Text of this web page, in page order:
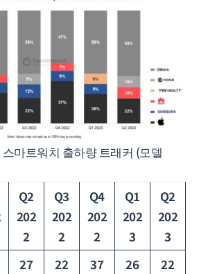
마트워치 출하량 트래커 (모델
Q2
202
2
Q3
202
2
Q4
202
2
Q1
202
3
Q2
202
3
27
22
37
26
22